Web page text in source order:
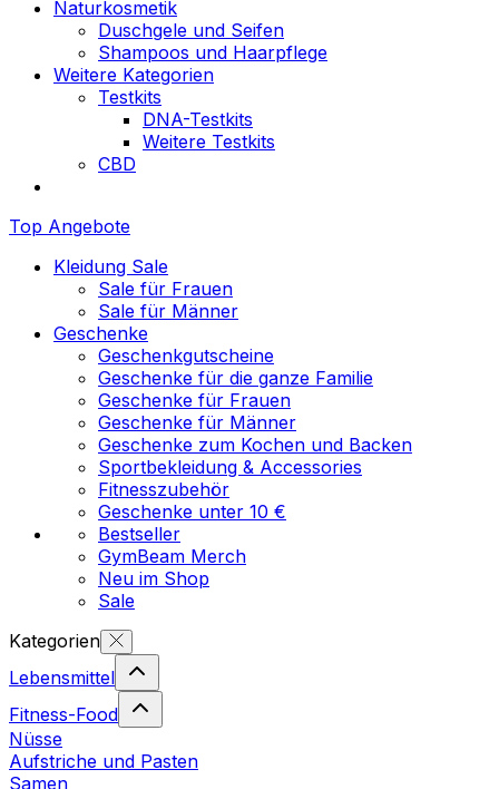
Naturkosmetik
Duschgele und Seifen
Shampoos und Haarpflege
Weitere Kategorien
Testkits
DNA-Testkits
Weitere Testkits
CBD
Top Angebote
Kleidung Sale
Sale für Frauen
Sale für Männer
Geschenke
Geschenkgutscheine
Geschenke für die ganze Familie
Geschenke für Frauen
Geschenke für Männer
Geschenke zum Kochen und Backen
Sportbekleidung & Accessories
Fitnesszubehör
Geschenke unter 10 €
Bestseller
GymBeam Merch
Neu im Shop
Sale
Kategorien
Lebensmittel
Fitness-Food
Nüsse
Aufstriche und Pasten
Samen